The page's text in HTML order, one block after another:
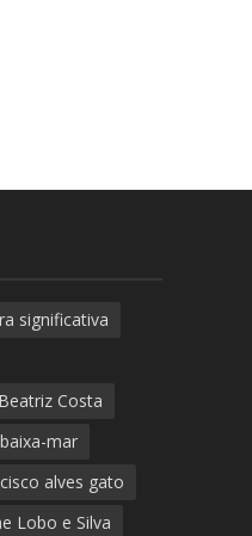
significativa
Costa
baixa-mar
alves gato
Lobo e Silva